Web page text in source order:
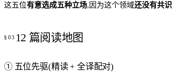
这五位有意选成五种立场,因为这个领域还没有共识
12 篇阅读地图
① 五位先驱(精读 + 全译配对)